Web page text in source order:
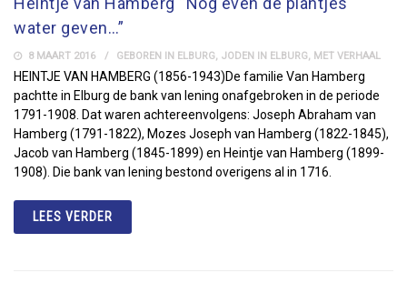
water geven…”
8 MAART 2016 GEBOREN IN ELBURG, JODEN IN ELBURG, MET VERHAAL
HEINTJE VAN HAMBERG (1856-1943)De familie Van Hamberg
pachtte in Elburg de bank van lening onafgebroken in de periode
1791-1908. Dat waren achtereenvolgens: Joseph Abraham van
Hamberg (1791-1822), Mozes Joseph van Hamberg (1822-1845),
Jacob van Hamberg (1845-1899) en Heintje van Hamberg (1899-
1908). Die bank van lening bestond overigens al in 1716.
LEES VERDER